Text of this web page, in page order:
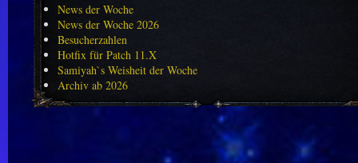
News der Woche
News der Woche 2026
Besucherzahlen
Hotfix für Patch 11.X
Samiyah`s Weisheit der Woche
Archiv ab 2026